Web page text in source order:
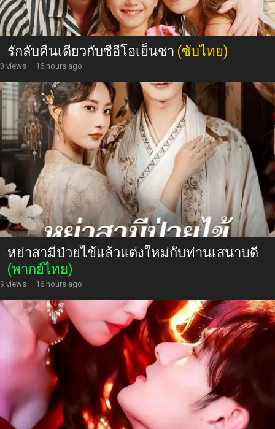
รักลับคืนเดียวกับซีอีโอเย็นชา (ซับไทย)
3 views · 16 hours ago
หย่าสามีป่วยไข้แล้วแต่งใหม่กับท่านเสนาบดี
(พากย์ไทย)
9 views · 16 hours ago